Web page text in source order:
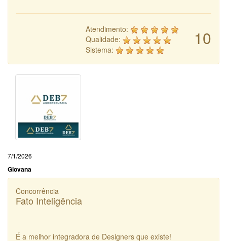
10
Atendimento:
Qualidade:
Sistema:
7/1/2026
Giovana
Concorrência
Fato Inteligência
É a melhor integradora de Designers que existe!